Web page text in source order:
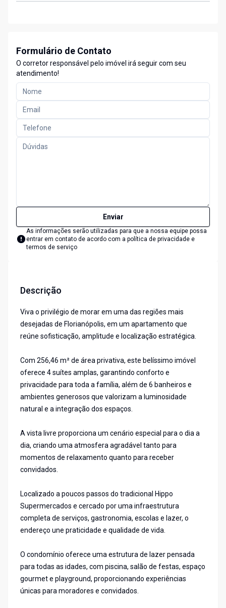
Formulário de Contato
O corretor responsável pelo imóvel irá seguir com seu
atendimento!
Enviar
As informações serão utilizadas para que a nossa equipe possa
entrar em contato de acordo com a política de privacidade e
termos de serviço
Descrição
Viva o privilégio de morar em uma das regiões mais
desejadas de Florianópolis, em um apartamento que
reúne sofisticação, amplitude e localização estratégica.
Com 256,46 m² de área privativa, este belíssimo imóvel
oferece 4 suítes amplas, garantindo conforto e
privacidade para toda a família, além de 6 banheiros e
ambientes generosos que valorizam a luminosidade
natural e a integração dos espaços.
A vista livre proporciona um cenário especial para o dia a
dia, criando uma atmosfera agradável tanto para
momentos de relaxamento quanto para receber
convidados.
Localizado a poucos passos do tradicional Hippo
Supermercados e cercado por uma infraestrutura
completa de serviços, gastronomia, escolas e lazer, o
endereço une praticidade e qualidade de vida.
O condomínio oferece uma estrutura de lazer pensada
para todas as idades, com piscina, salão de festas, espaço
gourmet e playground, proporcionando experiências
únicas para moradores e convidados.